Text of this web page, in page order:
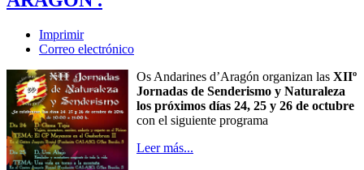
Imprimir
Correo electrónico
Os Andarines d’Aragón organizan las XIIº
Jornadas de Senderismo y Naturaleza
los próximos días 24, 25 y 26 de octubre
con el siguiente programa
Leer más...